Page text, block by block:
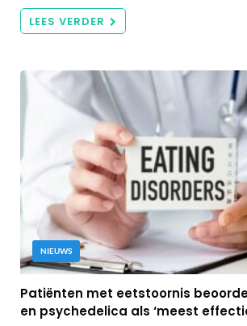
LEES VERDER
NIEUWS
Patiënten met eetstoornis
en psychedelica als ‘meest